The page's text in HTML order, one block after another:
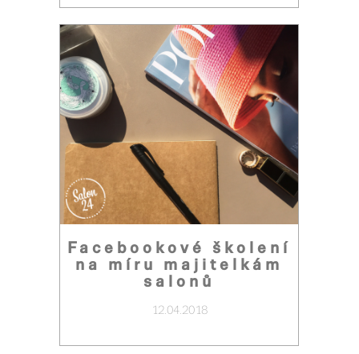
Facebookové školení
na míru majitelkám
salonů
12.04.2018